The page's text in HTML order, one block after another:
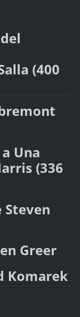
(400
Una
(336
Steven
Greer
Komarek